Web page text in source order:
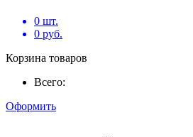
0 шт.
0 руб.
Корзина товаров
Всего:
Оформить